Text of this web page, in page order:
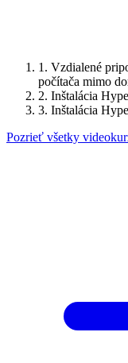
1. Vzdialené
počítača mimo
2. Inštalácia
3. Inštalácia
Pozrieť všetky